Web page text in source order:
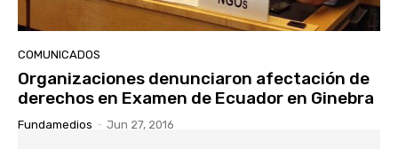
COMUNICADOS
Organizaciones denunciaron afectación de
derechos en Examen de Ecuador en Ginebra
Fundamedios - Jun 27, 2016